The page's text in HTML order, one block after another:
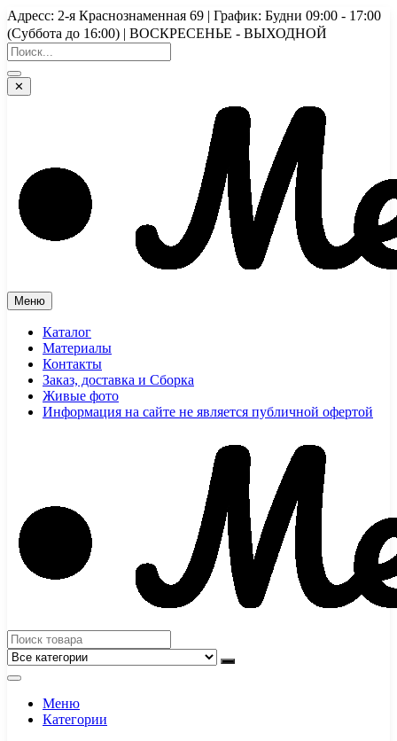
Перейти
к
содержимому
Адресс: 2-я Краснознаменная 69 | График: Будни 09:00 - 17:00
(Суббота до 16:00) | ВОСКРЕСЕНЬЕ - ВЫХОДНОЙ
✕
Меню
Каталог
Материалы
Контакты
Заказ, доставка и Сборка
Живые фото
Информация на сайте не является публичной офертой
Меню
Категории